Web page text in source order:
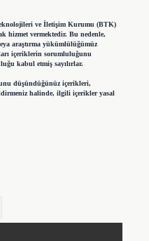
ve İletişim Kurumu (BTK)
hizmet vermektedir. Bu nedenle,
araştırma yükümlülüğümüz
içeriklerin sorumluluğunu
kabul etmiş sayılırlar.
düşündüğünüz içerikleri,
halinde, ilgili içerikler yasal